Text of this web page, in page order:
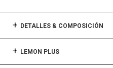
DETALLES & COMPOSICIÓN
LEMON PLUS